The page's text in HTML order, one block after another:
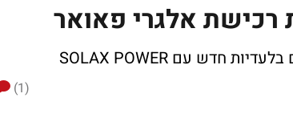
אלגרי פאואר
(1)